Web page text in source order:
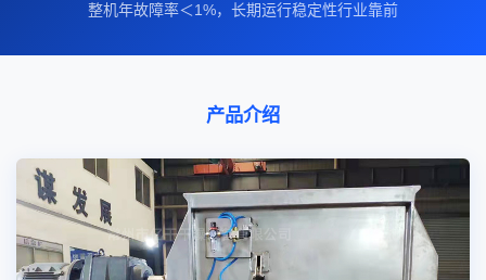
整机年故障率＜1%，长期运行稳定性行业靠前
产品介绍